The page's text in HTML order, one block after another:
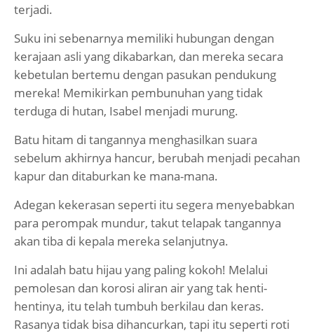
terjadi.
Suku ini sebenarnya memiliki hubungan dengan
kerajaan asli yang dikabarkan, dan mereka secara
kebetulan bertemu dengan pasukan pendukung
mereka! Memikirkan pembunuhan yang tidak
terduga di hutan, Isabel menjadi murung.
Batu hitam di tangannya menghasilkan suara
sebelum akhirnya hancur, berubah menjadi pecahan
kapur dan ditaburkan ke mana-mana.
Adegan kekerasan seperti itu segera menyebabkan
para perompak mundur, takut telapak tangannya
akan tiba di kepala mereka selanjutnya.
Ini adalah batu hijau yang paling kokoh! Melalui
pemolesan dan korosi aliran air yang tak henti-
hentinya, itu telah tumbuh berkilau dan keras.
Rasanya tidak bisa dihancurkan, tapi itu seperti roti